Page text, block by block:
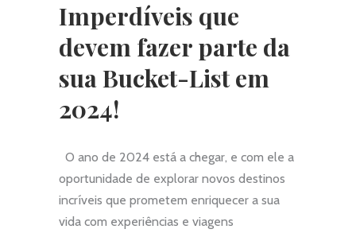
Imperdíveis que
devem fazer parte da
sua Bucket-List em
2024!
O ano de 2024 está a chegar, e com ele a
oportunidade de explorar novos destinos
incríveis que prometem enriquecer a sua
vida com experiências e viagens